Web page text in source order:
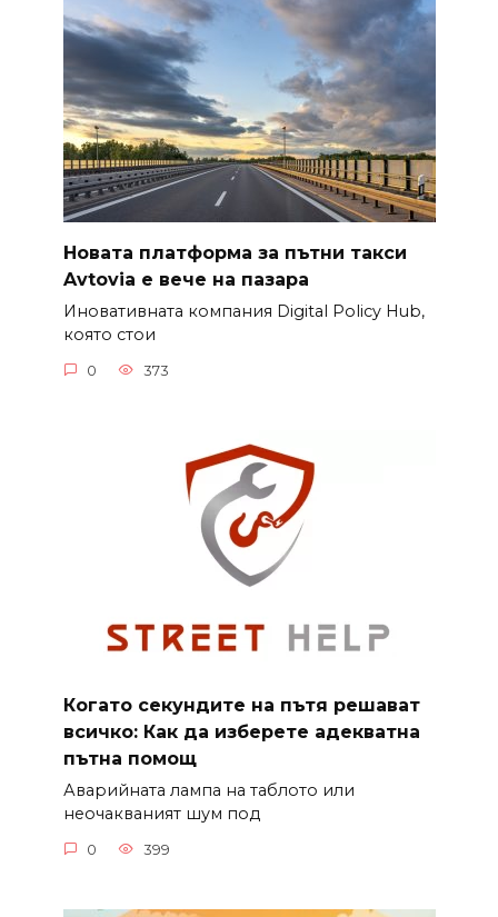
Новата платформа за пътни такси
Avtovia е вече на пазара
Иновативната компания Digital Policy Hub,
която стои
0 373
Когато секундите на пътя решават
всичко: Как да изберете адекватна
пътна помощ
Аварийната лампа на таблото или
неочакваният шум под
0 399